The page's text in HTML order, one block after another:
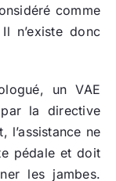
comme
n’existe donc
un VAE
la directive
l’assistance ne
pédale et doit
les jambes.